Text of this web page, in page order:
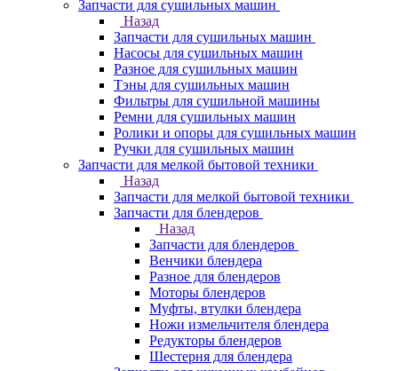
Запчасти для сушильных машин
Назад
Запчасти для сушильных машин
Насосы для сушильных машин
Разное для сушильных машин
Тэны для сушильных машин
Фильтры для сушильной машины
Ремни для сушильных машин
Ролики и опоры для сушильных машин
Ручки для сушильных машин
Запчасти для мелкой бытовой техники
Назад
Запчасти для мелкой бытовой техники
Запчасти для блендеров
Назад
Запчасти для блендеров
Венчики блендера
Разное для блендеров
Моторы блендеров
Муфты, втулки блендера
Ножи измельчителя блендера
Редукторы блендеров
Шестерня для блендера